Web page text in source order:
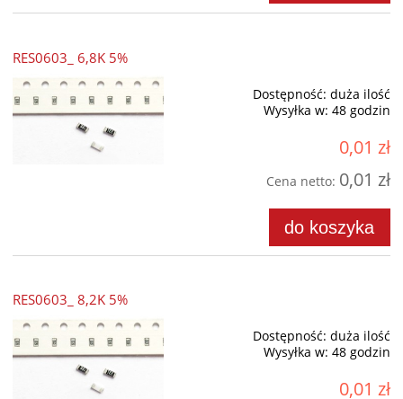
RES0603_ 6,8K 5%
Dostępność: duża ilość
Wysyłka w: 48 godzin
0,01 zł
Cena netto: 0,01 zł
do koszyka
RES0603_ 8,2K 5%
Dostępność: duża ilość
Wysyłka w: 48 godzin
0,01 zł